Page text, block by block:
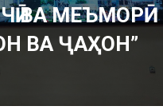
A
T
I
ВА МЕЪМОРӢ
ВА ҶАҲОН”